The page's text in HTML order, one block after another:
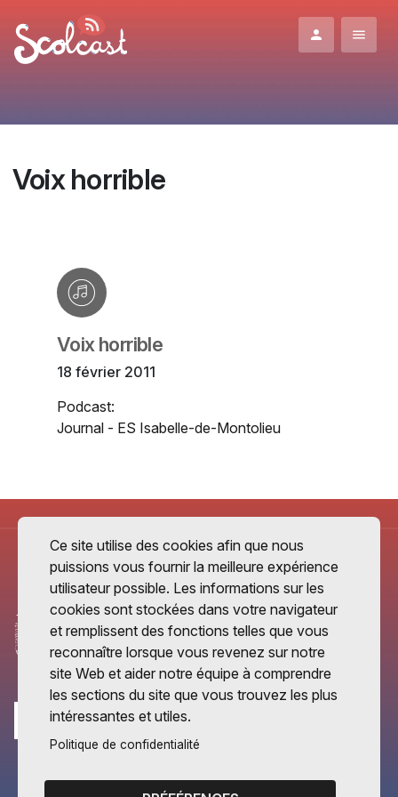
Voix horrible
Voix horrible
18 février 2011
Podcast:
Journal - ES Isabelle-de-Montolieu
Ce site utilise des cookies afin que nous
puissions vous fournir la meilleure expérience
utilisateur possible. Les informations sur les
cookies sont stockées dans votre navigateur
et remplissent des fonctions telles que vous
reconnaître lorsque vous revenez sur notre
site Web et aider notre équipe à comprendre
les sections du site que vous trouvez les plus
intéressantes et utiles.
Politique de confidentialité